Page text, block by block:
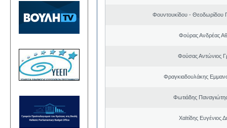
Φουντουκίδου - Θεοδωρίδου
Φούρας Ανδρέας
Φούσας Αντώνιος
Φραγκιαδουλάκης
Φωτιάδης
Χαϊτίδης Ευγένιος